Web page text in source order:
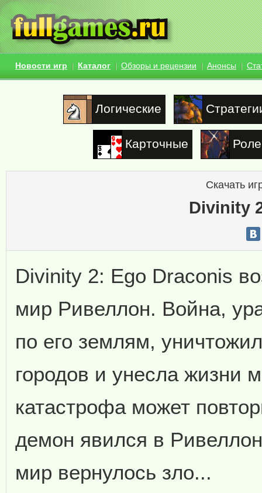
Новости игр Каталог Обзоры и рецензии Анонсы
Логические
Карточные
Скачать
Divinity
Divinity 2: Ego Draconis
мир Ривеллон. Война,
по его землям,
городов и унесла жизни
катастрофа может
демон явился в
мир вернулось зло...